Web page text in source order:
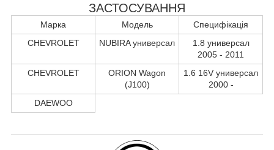
ЗАСТОСУВАННЯ
Марка Модель
Специфікація
CHEVROLET
NUBIRA универсал
1.8 универсал
2005 - 2011
CHEVROLET
ORION Wagon
(J100)
1.6 16V универсал
2000 -
DAEWOO